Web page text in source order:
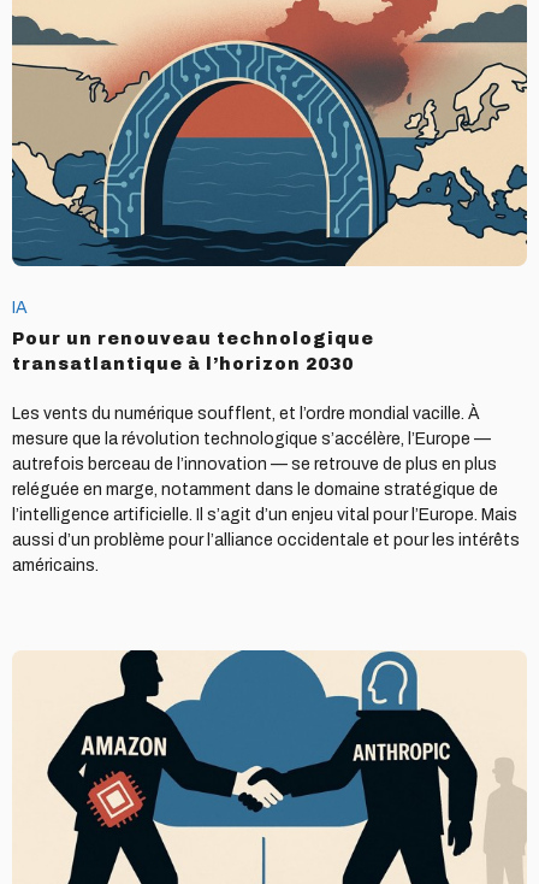
un
renouveau
technologique
transatlantique
l’horizon
2030
IA
Pour un renouveau technologique
transatlantique à l’horizon 2030
Les vents du numérique soufflent, et l’ordre mondial vacille. À
mesure que la révolution technologique s’accélère, l’Europe —
autrefois berceau de l’innovation — se retrouve de plus en plus
reléguée en marge, notamment dans le domaine stratégique de
l’intelligence artificielle. Il s’agit d’un enjeu vital pour l’Europe. Mais
aussi d’un problème pour l’alliance occidentale et pour les intérêts
américains.
désirs